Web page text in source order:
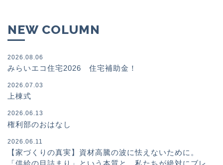
NEW COLUMN
2026.08.06
みらいエコ住宅2026 住宅補助金！
2026.07.03
上棟式
2026.06.13
権利部のおはなし
2026.06.11
【家づくりの真実】資材高騰の波に怯えないために。
「供給の目詰まり」という本質と、私たちが絶対にブレ